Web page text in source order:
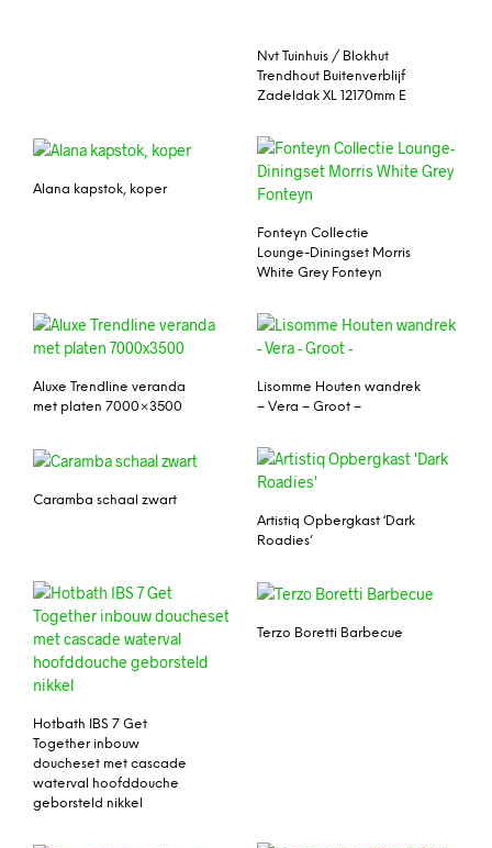
Nvt Tuinhuis / Blokhut
Trendhout Buitenverblijf
Zadeldak XL 12170mm E
Alana kapstok, koper
Fonteyn Collectie
Lounge-Diningset Morris
White Grey Fonteyn
Aluxe Trendline veranda
met platen 7000×3500
Lisomme Houten wandrek
– Vera – Groot –
Caramba schaal zwart
Artistiq Opbergkast ‘Dark
Roadies’
Hotbath IBS 7 Get
Together inbouw
doucheset met cascade
waterval hoofddouche
geborsteld nikkel
Terzo Boretti Barbecue